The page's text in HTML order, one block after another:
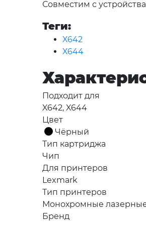
Совместим с
Теги:
X642
X644
Подходит для
X642, X644
Цвет
Чёрный
Тип картриджа
Чип
Для принтеров
Lexmark
Тип принтеров
Монохромные
Бренд